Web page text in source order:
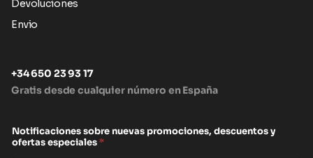
Devoluciones
Envio
+34 650 23 93 17
Gratis desde cualquier número en España
Notificaciones sobre nuevas promociones, descuentos y
ofertas especiales*